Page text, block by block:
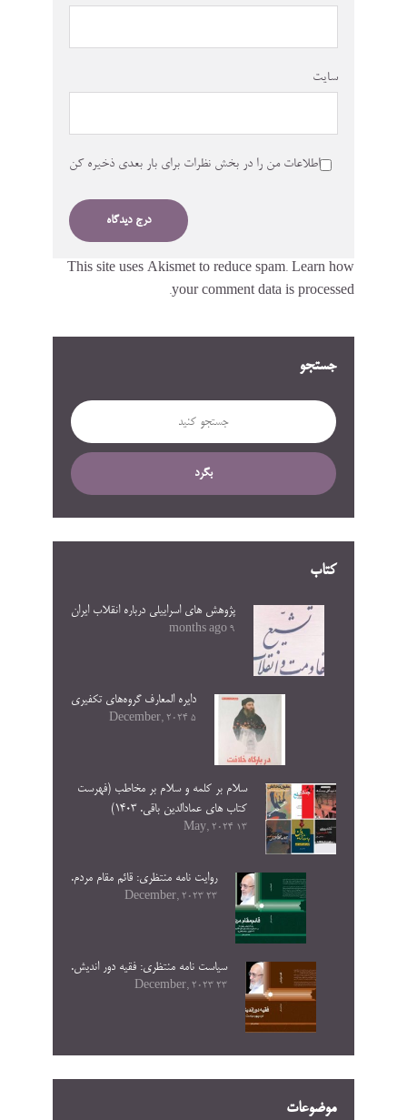
جستجو
بگرد
کتاب
پژوهش های اسراییلی درباره انقلاب ایران
9 months ago
دایره المعارف گروه‌های تکفیری
5 December, 2024
سلام بر کلمه و سلام بر مخاطب (فهرست
کتاب های عمادالدین باقی. ۱۴۰۳)
13 May, 2024
روایت نامه منتظری: قائم مقام مردم.
23 December, 2023
سیاست نامه منتظری: فقیه دور اندیش.
23 December, 2023
موضوعات
سایت
اطلاعات من را در بخش نظرات برای بار بعدی ذخیره کن
This site uses Akismet to reduce spam. Learn how
your comment data is processed.